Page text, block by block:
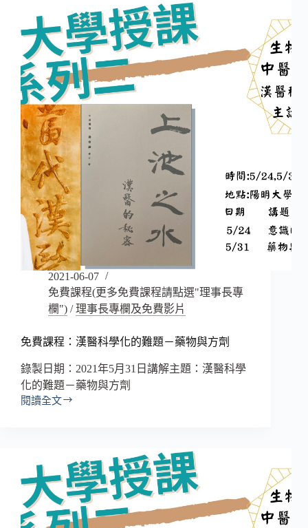
2021-06-07
免費課程(更多免費課程請點選"理事長專
欄") / 理事長專欄及免費影片
免費課程：漢醫科學化的難題－藥物與方劑
錄製日期：2021年5月31日講解主題：漢醫科學
化的難題－藥物與方劑
閱讀全文